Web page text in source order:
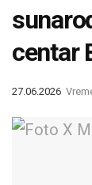
centar
27.06.2026